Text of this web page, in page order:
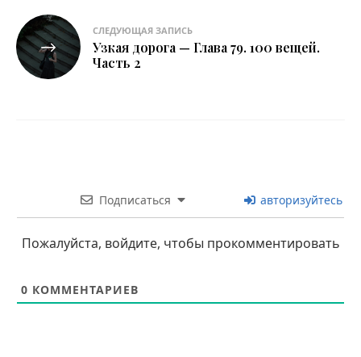
СЛЕДУЮЩАЯ ЗАПИСЬ
Узкая дорога — Глава 79. 100 вещей.
Часть 2
Подписаться авторизуйтесь
Пожалуйста, войдите, чтобы прокомментировать
0 КОММЕНТАРИЕВ